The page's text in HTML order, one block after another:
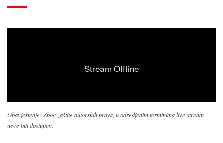
Obavještenje: Zbog zaštite autorskih prava, u odredjenim terminima live stream
neće biti dostupan.